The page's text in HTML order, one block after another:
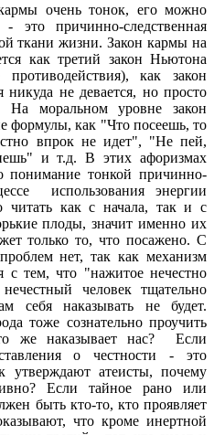
очень тонок, его можно
- это причинно-следственная
ткани жизни. Закон кармы на
как третий закон Ньютона
как закон
никуда не девается, но просто
На моральном уровне закон
формулы, как "Что посеешь, то
впрок не идет", "Не пей,
и т.д. В этих афоризмах
понимание тонкой причинно-
использования энергии
как с начала, так и с
плоды, значит именно их
только то, что посажено. С
нет, так как механизм
с тем, что "нажитое нечестно
человек тщательно
себя наказывать не будет.
тоже сознательно проучить
же наказывает нас? Если
о честности - это
утверждают атеисты, почему
Если тайное рано или
быть кто-то, кто проявляет
что кроме инертной